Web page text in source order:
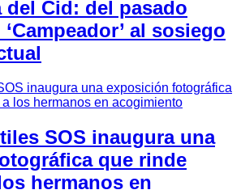
del Cid: del pasado
al sosiego
SOS inaugura una
que rinde
hermanos en